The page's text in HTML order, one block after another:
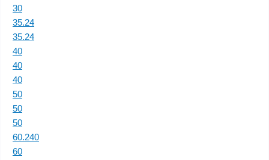
30
35.24
35.24
40
40
40
50
50
50
60.240
60